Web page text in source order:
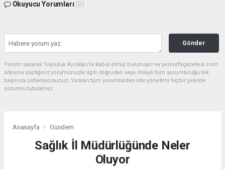
Okuyucu Yorumları (0)
Gönder
Yorum yazarak Topluluk Kuralları’nı kabul etmiş bulunuyor ve yeniurfagazetesi.com
sitesine yaptığınız yorumunuzla ilgili doğrudan veya dolaylı tüm sorumluluğu tek
başınıza üstleniyorsunuz. Yazılan tüm yorumlardan site yönetimi hiçbir şekilde
sorumlu tutulamaz.
Anasayfa Gündem
Sağlık İl Müdürlüğünde Neler
Oluyor